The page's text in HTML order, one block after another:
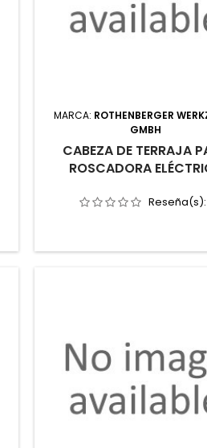
MARCA: ROTHENBERGER
GMBH
CABEZA DE TERRAJA
ROSCADORA
Reseña(s):